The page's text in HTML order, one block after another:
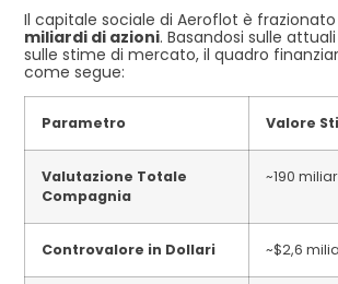
Il capitale sociale di Aeroflot è
miliardi di azioni. Basandosi sulle
sulle stime di mercato, il quadro
come segue:
Parametro Valore
Valutazione Totale
Compagnia
~190
Controvalore in Dollari ~$2,6